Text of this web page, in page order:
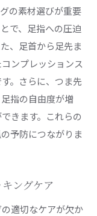
の素材選びが重要
で、足指への圧迫
、足首から足先ま
ンプレッションス
。さらに、つま先
指の自由度が増
きます。これらの
予防につながりま
ングケア
適切なケアが欠か